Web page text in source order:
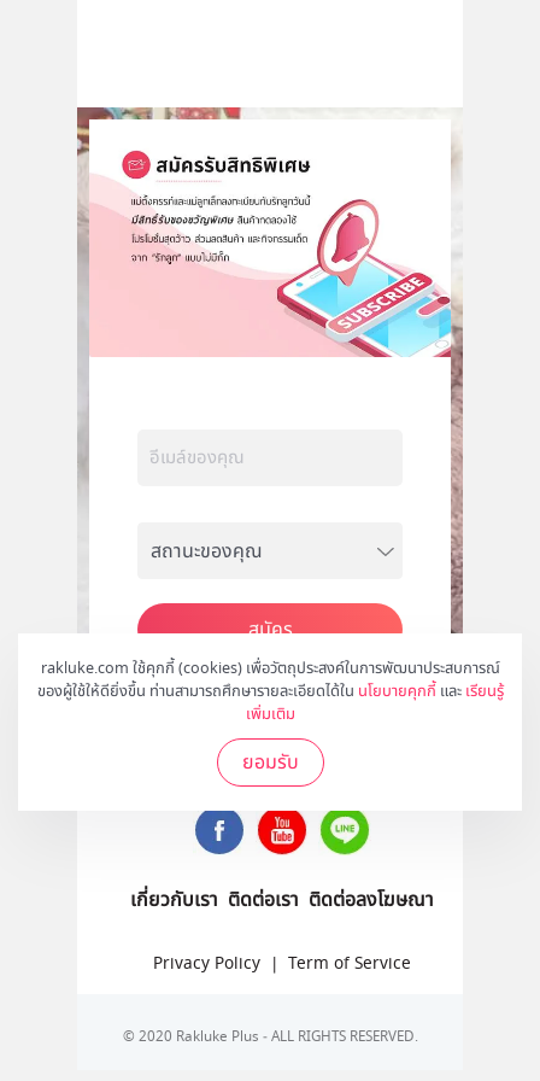
rakluke.com ใช้คุกกี้ (cookies) เพื่อวัตถุประสงค์ในการพัฒนาประสบการณ์
ของผู้ใช้ให้ดียิ่งขึ้น ท่านสามารถศึกษารายละเอียดได้ใน นโยบายคุกกี้ และ เรียนรู้
เพิ่มเติม
ยอมรับ
สมัคร
ติดตามเราได้ที่
เกี่ยวกับเรา ติดต่อเรา ติดต่อลงโฆษณา
Privacy Policy | Term of Service
© 2020 Rakluke Plus - ALL RIGHTS RESERVED.